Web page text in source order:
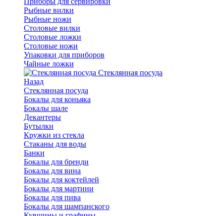
Рыбные вилки
Рыбные ножи
Столовые вилки
Столовые ложки
Столовые ножи
Упаковки для приборов
Чайные ложки
Стеклянная посуда
Назад
Стеклянная посуда
Бокалы для коньяка
Бокалы шале
Декантеры
Бутылки
Кружки из стекла
Стаканы для воды
Банки
Бокалы для бренди
Бокалы для вина
Бокалы для коктейлей
Бокалы для мартини
Бокалы для пива
Бокалы для шампанского